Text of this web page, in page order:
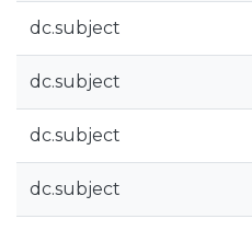
dc.subject
dc.subject
dc.subject
dc.subject